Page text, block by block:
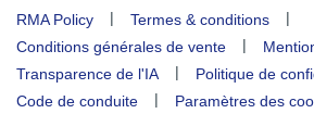
RMA Policy | Termes & conditions
|
Conditions générales de vente
|
Transparence de l'IA
| Politique de
Code de conduite
| Paramètres des